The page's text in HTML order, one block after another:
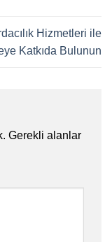
Hizmetleri ile
Katkıda Bulunun
Gerekli alanlar